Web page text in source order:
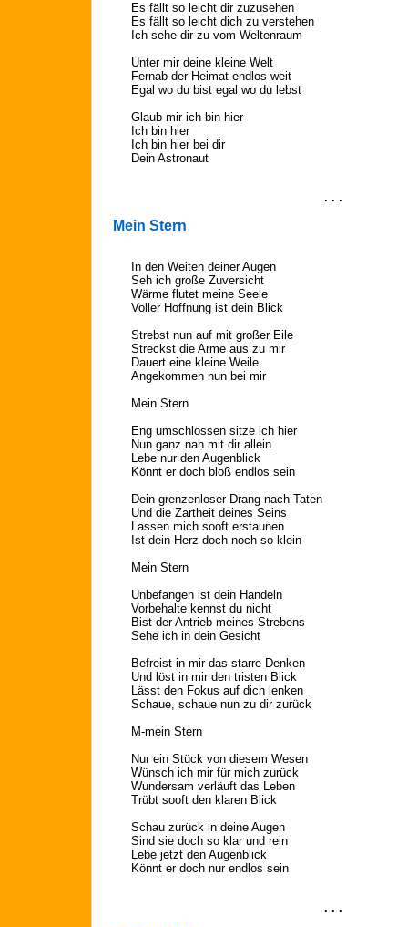
Es fällt so leicht dir zuzusehen
Es fällt so leicht dich zu verstehen
Ich sehe dir zu vom Weltenraum
Unter mir deine kleine Welt
Fernab der Heimat endlos weit
Egal wo du bist egal wo du lebst
Glaub mir ich bin hier
Ich bin hier
Ich bin hier bei dir
Dein Astronaut
. . .
Mein Stern
In den Weiten deiner Augen
Seh ich große Zuversicht
Wärme flutet meine Seele
Voller Hoffnung ist dein Blick
Strebst nun auf mit großer Eile
Streckst die Arme aus zu mir
Dauert eine kleine Weile
Angekommen nun bei mir
Mein Stern
Eng umschlossen sitze ich hier
Nun ganz nah mit dir allein
Lebe nur den Augenblick
Könnt er doch bloß endlos sein
Dein grenzenloser Drang nach Taten
Und die Zartheit deines Seins
Lassen mich sooft erstaunen
Ist dein Herz doch noch so klein
Mein Stern
Unbefangen ist dein Handeln
Vorbehalte kennst du nicht
Bist der Antrieb meines Strebens
Sehe ich in dein Gesicht
Befreist in mir das starre Denken
Und löst in mir den tristen Blick
Lässt den Fokus auf dich lenken
Schaue, schaue nun zu dir zurück
M-mein Stern
Nur ein Stück von diesem Wesen
Wünsch ich mir für mich zurück
Wundersam verläuft das Leben
Trübt sooft den klaren Blick
Schau zurück in deine Augen
Sind sie doch so klar und rein
Lebe jetzt den Augenblick
Könnt er doch nur endlos sein
. . .